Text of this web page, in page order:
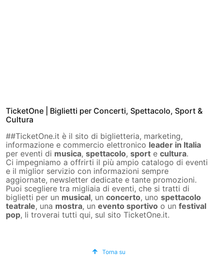
TicketOne | Biglietti per Concerti, Spettacolo, Sport &
Cultura
##TicketOne.it è il sito di biglietteria, marketing,
informazione e commercio elettronico leader in Italia
per eventi di musica, spettacolo, sport e cultura.
Ci impegniamo a offrirti il più ampio catalogo di eventi
e il miglior servizio con informazioni sempre
aggiornate, newsletter dedicate e tante promozioni.
Puoi scegliere tra migliaia di eventi, che si tratti di
biglietti per un musical, un concerto, uno spettacolo
teatrale, una mostra, un evento sportivo o un festival
pop, li troverai tutti qui, sul sito TicketOne.it.
Torna su